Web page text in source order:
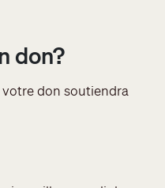
don?
don soutiendra